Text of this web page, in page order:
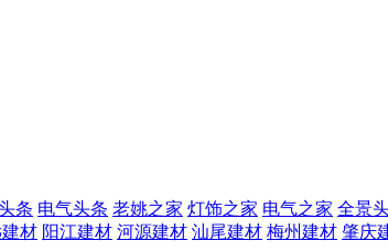
条 电气头条 老姚之家 灯饰之家 电气之家 全景
材 阳江建材 河源建材 汕尾建材 梅州建材 肇庆